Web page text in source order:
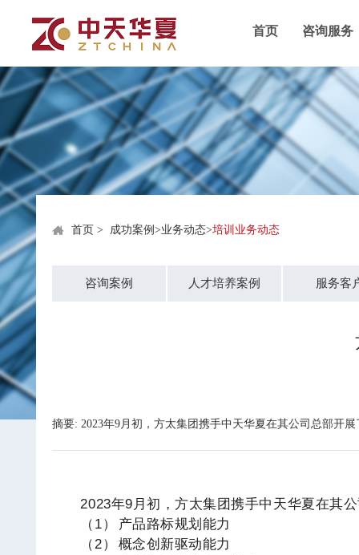
首页 咨询服务
首页 > 成功案例 >业务动态>培训业务动态
咨询案例 人才培养案例 服务客
摘要: 2023年9月初，方太集团携手中天华夏在其公司总部开
2023年9 月初，方太集团携手中天华夏在其
（1）
产品路标规划能力
（2）
概念创新驱动能力